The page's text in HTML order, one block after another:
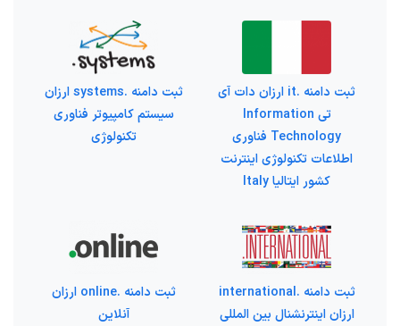
ثبت دامنه .it ارزان دات آی
تی Information
Technology فناوری
اطلاعات تکنولوژی اینترنت
کشور ایتالیا Italy
ثبت دامنه .systems ارزان
سیستم کامپیوتر فناوری
تکنولوژی
ثبت دامنه .international
ارزان اینترنشنال بین المللی
ثبت دامنه .online ارزان
آنلاین